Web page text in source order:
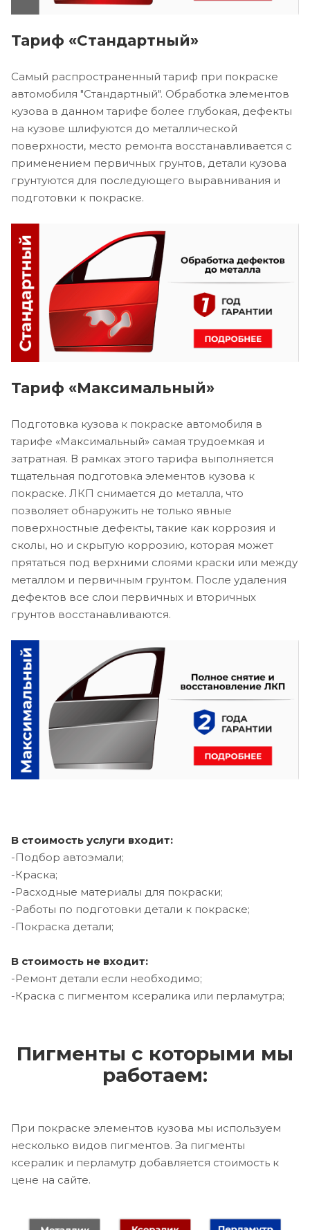
Тариф «Стандартный»
Самый распространенный тариф при покраске
автомобиля "Стандартный". Обработка элементов
кузова в данном тарифе более глубокая, дефекты
на кузове шлифуются до металлической
поверхности, место ремонта восстанавливается с
применением первичных грунтов, детали кузова
грунтуются для последующего выравнивания и
подготовки к покраске.
Тариф «Максимальный»
Подготовка кузова к покраске автомобиля в
тарифе «Максимальный» самая трудоемкая и
затратная. В рамках этого тарифа выполняется
тщательная подготовка элементов кузова к
покраске. ЛКП снимается до металла, что
позволяет обнаружить не только явные
поверхностные дефекты, такие как коррозия и
сколы, но и скрытую коррозию, которая может
прятаться под верхними слоями краски или между
металлом и первичным грунтом. После удаления
дефектов все слои первичных и вторичных
грунтов восстанавливаются.
В стоимость услуги входит:
-Подбор автоэмали;
-Краска;
-Расходные материалы для покраски;
-Работы по подготовки детали к покраске;
-Покраска детали;
В стоимость не входит:
-Ремонт детали если необходимо;
-Краска с пигментом ксералика или перламутра;
Пигменты с которыми мы
работаем:
При покраске элементов кузова мы используем
несколько видов пигментов. За пигменты
ксералик и перламутр добавляется стоимость к
цене на сайте.